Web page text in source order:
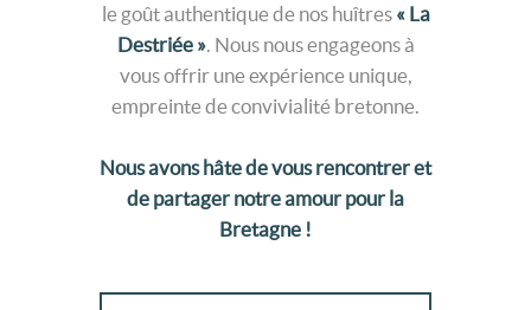
le goût authentique de nos huîtres « La
Destriée ». Nous nous engageons à
vous offrir une expérience unique,
empreinte de convivialité bretonne.
Nous avons hâte de vous rencontrer et
de partager notre amour pour la
Bretagne !